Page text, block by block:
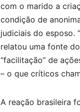
com o marido a
condição de
judiciais do esposo.
relatou uma fonte
“facilitação” de
– o que críticos
A reação brasileira